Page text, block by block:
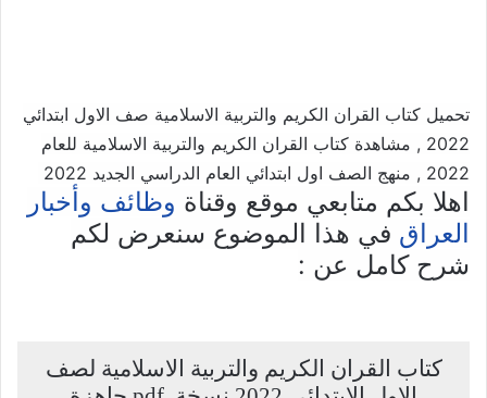
تحميل كتاب القران الكريم والتربية الاسلامية صف الاول ابتدائي
2022 , مشاهدة كتاب القران الكريم والتربية الاسلامية للعام
2022 , منهج الصف اول ابتدائي العام الدراسي الجديد 2022
اهلا بكم متابعي موقع وقناة وظائف وأخبار
العراق في هذا الموضوع سنعرض لكم
شرح كامل عن :
كتاب القران الكريم والتربية الاسلامية لصف